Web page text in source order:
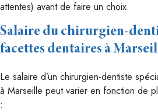
attentes) avant de faire un choix.
Salaire du chirurgien-
facettes dentaires à
Le salaire d’un chirurgien-dentiste
à Marseille peut varier en fonction de
: